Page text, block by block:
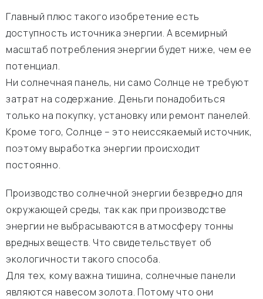
Главный плюс такого изобретение есть
доступность источника энергии. А всемирный
масштаб потребления энергии будет ниже, чем ее
потенциал.
Ни солнечная панель, ни само Солнце не требуют
затрат на содержание. Деньги понадобиться
только на покупку, установку или ремонт панелей.
Кроме того, Солнце – это неиссякаемый источник,
поэтому выработка энергии происходит
постоянно.
Производство солнечной энергии безвредно для
окружающей среды, так как при производстве
энергии не выбрасываются в атмосферу тонны
вредных веществ. Что свидетельствует об
экологичности такого способа.
Для тех, кому важна тишина, солнечные панели
являются навесом золота. Потому что они